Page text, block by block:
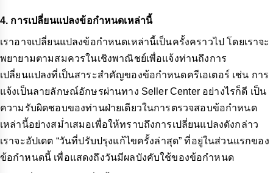
4. การเปลี่ยนแปลงข้อกำหนดเหล่านี้
เราอาจเปลี่ยนแปลงข้อกำหนดเหล่านี้เป็นครั้งคราวไป โดยเราจะ
พยายามตามสมควรในเชิงพาณิชย์เพื่อแจ้งท่านถึงการ
เปลี่ยนแปลงที่เป็นสาระสำคัญของข้อกำหนดครีเอเตอร์ เช่น การ
แจ้งเป็นลายลักษณ์อักษรผ่านทาง Seller Center อย่างไรก็ดี เป็น
ความรับผิดชอบของท่านฝ่ายเดียวในการตรวจสอบข้อกำหนด
เหล่านี้อย่างสม่ำเสมอเพื่อให้ทราบถึงการเปลี่ยนแปลงดังกล่าว
เราจะอัปเดต “วันที่ปรับปรุงแก้ไขครั้งล่าสุด” ที่อยู่ในส่วนแรกของ
ข้อกำหนดนี้ เพื่อแสดงถึงวันมีผลบังคับใช้ของข้อกำหนด